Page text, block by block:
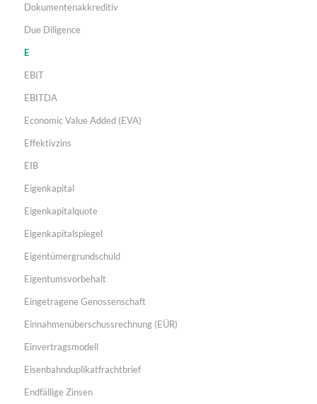
Dokumentenakkreditiv
Due Diligence
E
EBIT
EBITDA
Economic Value Added (EVA)
Effektivzins
EIB
Eigenkapital
Eigenkapitalquote
Eigenkapitalspiegel
Eigentümergrundschuld
Eigentumsvorbehalt
Eingetragene Genossenschaft
Einnahmenüberschussrechnung (EÜR)
Einvertragsmodell
Eisenbahnduplikatfrachtbrief
Endfällige Zinsen